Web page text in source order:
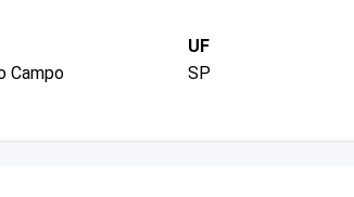
Campo
UF
SP